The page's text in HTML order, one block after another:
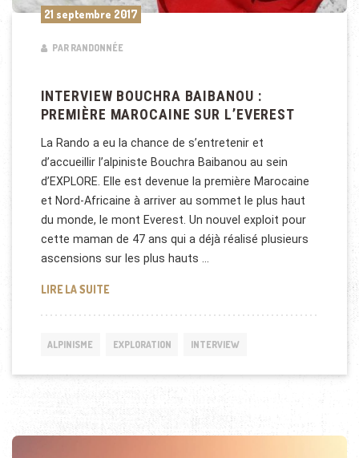
21 septembre 2017
PAR RANDONNÉE
INTERVIEW BOUCHRA BAIBANOU :
PREMIÈRE MAROCAINE SUR L’EVEREST
La Rando a eu la chance de s’entretenir et
d’accueillir l’alpiniste Bouchra Baibanou au sein
d’EXPLORE. Elle est devenue la première Marocaine
et Nord-Africaine à arriver au sommet le plus haut
du monde, le mont Everest. Un nouvel exploit pour
cette maman de 47 ans qui a déjà réalisé plusieurs
ascensions sur les plus hauts …
LIRE LA SUITEINTERVIEW BOUCHRA BAIBANOU : PREMIÈRE
ALPINISME EXPLORATION INTERVIEW